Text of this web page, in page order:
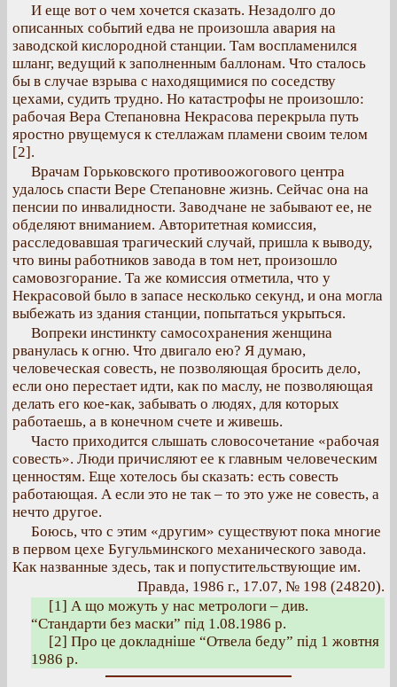
И еще вот о чем хочется сказать. Незадолго до
описанных событий едва не произошла авария на
заводской кислородной станции. Там воспламенился
шланг, ведущий к заполненным баллонам. Что сталось
бы в случае взрыва с находящимися по соседству
цехами, судить трудно. Но катастрофы не произошло:
рабочая Вера Степановна Некрасова перекрыла путь
яростно рвущемуся к стеллажам пламени своим телом
[2].
Врачам Горьковского противоожогового центра
удалось спасти Вере Степановне жизнь. Сейчас она на
пенсии по инвалидности. Заводчане не забывают ее, не
обделяют вниманием. Авторитетная комиссия,
расследовавшая трагический случай, пришла к выводу,
что вины работников завода в том нет, произошло
самовозгорание. Та же комиссия отметила, что у
Некрасовой было в запасе несколько секунд, и она могла
выбежать из здания станции, попытаться укрыться.
Вопреки инстинкту самосохранения женщина
рванулась к огню. Что двигало ею? Я думаю,
человеческая совесть, не позволяющая бросить дело,
если оно перестает идти, как по маслу, не позволяющая
делать его кое-как, забывать о людях, для которых
работаешь, а в конечном счете и живешь.
Часто приходится слышать словосочетание «рабочая
совесть». Люди причисляют ее к главным человеческим
ценностям. Еще хотелось бы сказать: есть совесть
работающая. А если это не так – то это уже не совесть, а
нечто другое.
Боюсь, что с этим «другим» существуют пока многие
в первом цехе Бугульминского механического завода.
Как названные здесь, так и попустительствующие им.
Правда, 1986 г., 17.07, № 198 (24820).
[1] А що можуть у нас метрологи – див.
“Стандарти без маски” під 1.08.1986 р.
[2] Про це докладніше “Отвела беду” під 1 жовтня
1986 р.